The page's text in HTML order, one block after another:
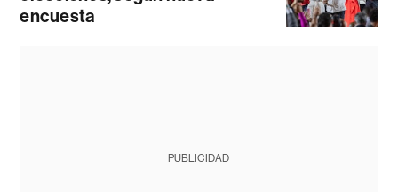
encuesta
PUBLICIDAD